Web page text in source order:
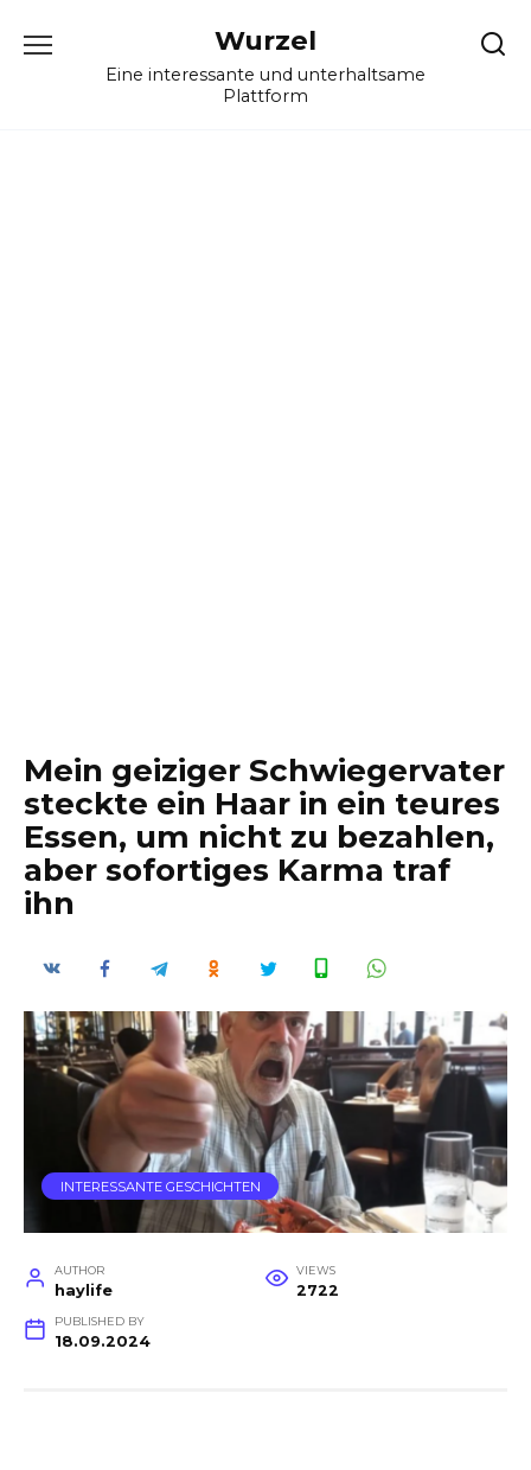
Wurzel
Eine interessante und unterhaltsame
Plattform
Mein geiziger Schwiegervater
steckte ein Haar in ein teures
Essen, um nicht zu bezahlen,
aber sofortiges Karma traf
ihn
INTERESSANTE GESCHICHTEN
AUTHOR
haylife
VIEWS
2722
PUBLISHED BY
18.09.2024